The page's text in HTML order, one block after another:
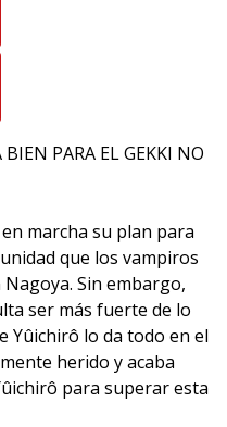
PARA EL GEKKI NO
marcha su plan para
que los vampiros
Sin embargo,
ser más fuerte de lo
Yûichirô lo da todo en el
herido y acaba
para superar esta